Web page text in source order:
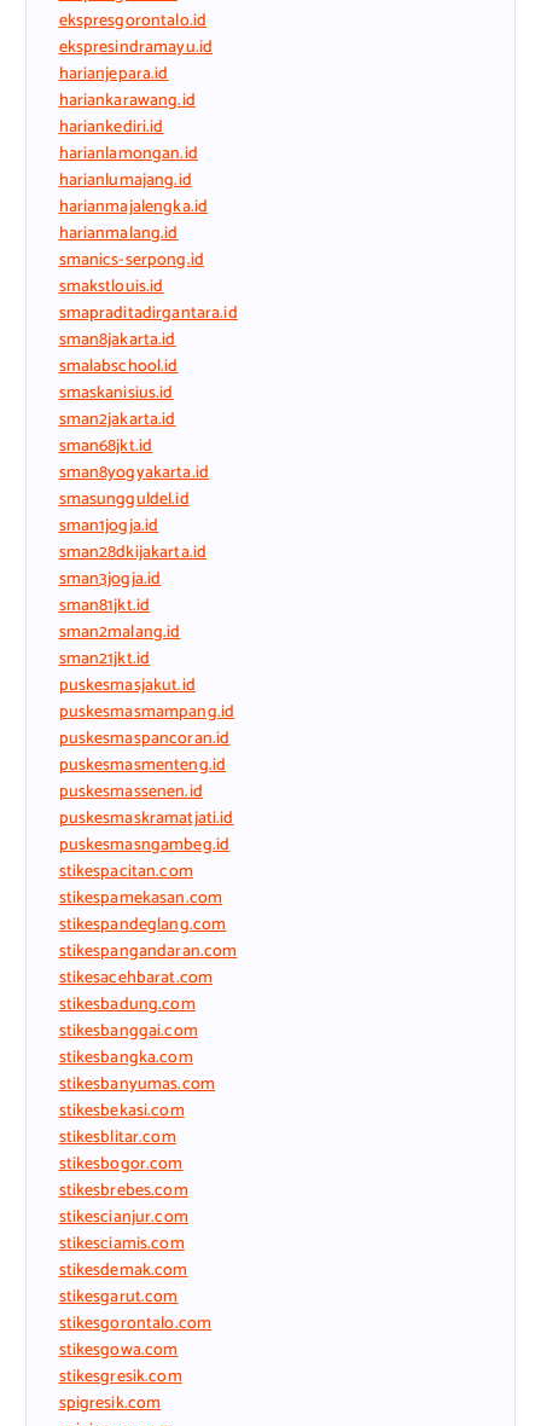
ekspresgorontalo.id
ekspresindramayu.id
harianjepara.id
hariankarawang.id
hariankediri.id
harianlamongan.id
harianlumajang.id
harianmajalengka.id
harianmalang.id
smanics-serpong.id
smakstlouis.id
smapraditadirgantara.id
sman8jakarta.id
smalabschool.id
smaskanisius.id
sman2jakarta.id
sman68jkt.id
sman8yogyakarta.id
smasungguldel.id
sman1jogja.id
sman28dkijakarta.id
sman3jogja.id
sman81jkt.id
sman2malang.id
sman21jkt.id
puskesmasjakut.id
puskesmasmampang.id
puskesmaspancoran.id
puskesmasmenteng.id
puskesmassenen.id
puskesmaskramatjati.id
puskesmasngambeg.id
stikespacitan.com
stikespamekasan.com
stikespandeglang.com
stikespangandaran.com
stikesacehbarat.com
stikesbadung.com
stikesbanggai.com
stikesbangka.com
stikesbanyumas.com
stikesbekasi.com
stikesblitar.com
stikesbogor.com
stikesbrebes.com
stikescianjur.com
stikesciamis.com
stikesdemak.com
stikesgarut.com
stikesgorontalo.com
stikesgowa.com
stikesgresik.com
spigresik.com